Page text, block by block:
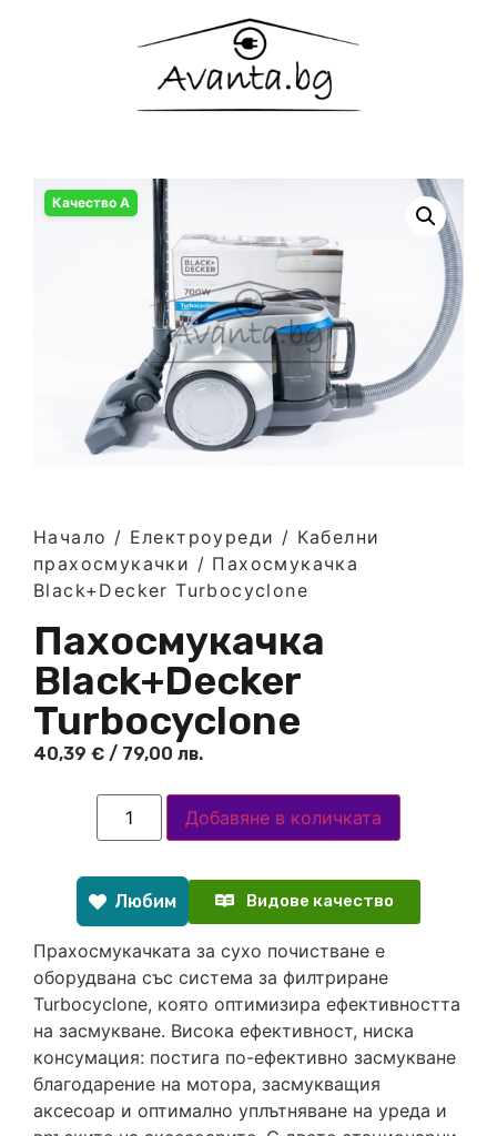
Качество А
Начало / Електроуреди / Кабелни
прахосмукачки / Пахосмукачка
Black+Decker Turbocyclone
Пахосмукачка
Black+Decker
Turbocyclone
40,39 € / 79,00 лв.
Добавяне в количката
Любим Видове качество
Прахосмукачката за сухо почистване е
оборудвана със система за филтриране
Turbocyclone, която оптимизира ефективността
на засмукване. Висока ефективност, ниска
консумация: постига по-ефективно засмукване
благодарение на мотора, засмукващия
аксесоар и оптимално уплътняване на уреда и